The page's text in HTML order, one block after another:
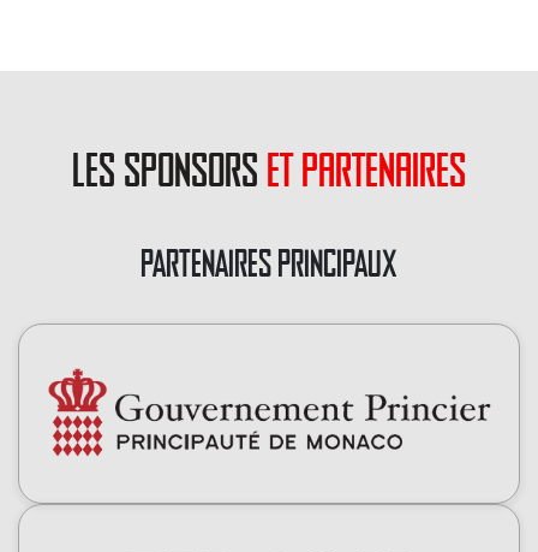
les sponsors et partenaires
PARTENAIRES PRINCIPAUX